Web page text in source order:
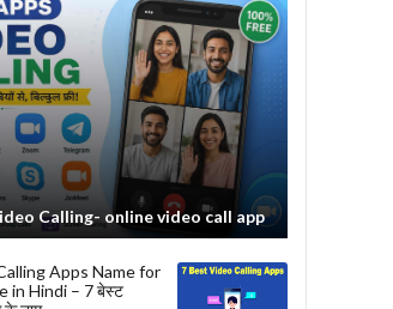
Calling- online video call app
Apps Name for
in Hindi – 7 बेस्ट